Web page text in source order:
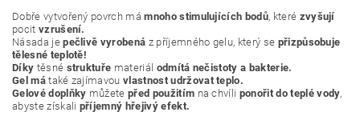
Dobře vytvořený povrch mámnoho stimulujících bodů, které zvyšují
pocit vzrušení.
Násada jepečlivě vyrobená z příjemného gelu, který se přizpůsobuje
tělesné teplotě!
Díky těsné struktuře materiál odmítá nečistoty a bakterie.
Gel mátaké zajímavouvlastnost udržovat teplo.
Gelové doplňky můžetepřed použitím na chvíli ponořit do teplé vody,
abyste získali příjemný hřejivý efekt.